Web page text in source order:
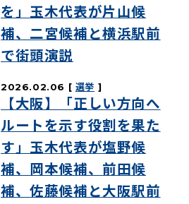
を」玉木代表が片山候
補、二宮候補と横浜駅前
で街頭演説
2026.02.06 選挙
【大阪】「正しい方向へ
ルートを示す役割を果た
す」玉木代表が塩野候
補、岡本候補、前田候
補、佐藤候補と大阪駅前